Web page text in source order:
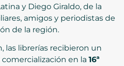
y Diego Giraldo, de la
amigos y periodistas de
de la región.
las librerías recibieron un
en la 16ª